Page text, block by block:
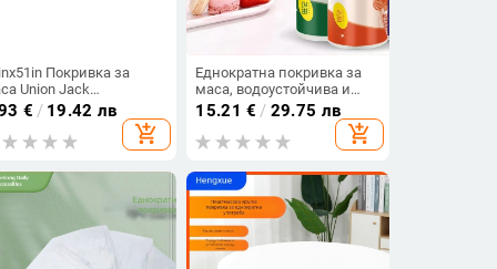
Покривка за
Union Jack
PE
Водоустойчиви
Юбилей на
Патриотична
British Orna
€ / 19.42 лв
add_shopping_cart
Еднократна покривка за
маса, водоустойчива и
маслоустойчива, за
кръгла маса, за хотел и
домашна употреба.
15.21 € / 29.75 лв
add_shopping_cart